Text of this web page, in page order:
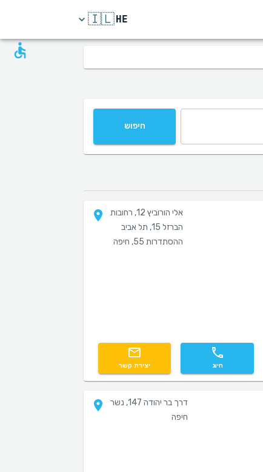
HE
🇮🇱
חיפוש
אלי הורוביץ 12, רחובות
הברזל 15, תל אביב
ההסתדרות 55, חיפה
חיוג יצירת קשר
דרך בר יהודה 147, נשר
חיפה